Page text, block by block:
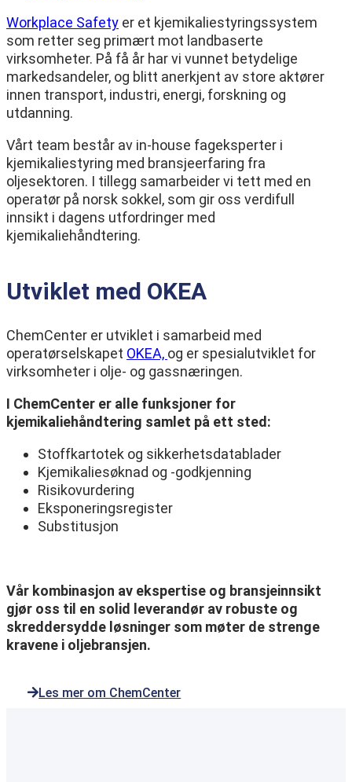
Workplace Safety er et kjemikaliestyringssystem
som retter seg primært mot landbaserte
virksomheter. På få år har vi vunnet betydelige
markedsandeler, og blitt anerkjent av store aktører
innen transport, industri, energi, forskning og
utdanning.
Vårt team består av in-house fageksperter i
kjemikaliestyring med bransjeerfaring fra
oljesektoren. I tillegg samarbeider vi tett med en
operatør på norsk sokkel, som gir oss verdifull
innsikt i dagens utfordringer med
kjemikaliehåndtering.
Utviklet med OKEA
ChemCenter er utviklet i samarbeid med
operatørselskapet OKEA, og er spesialutviklet for
virksomheter i olje- og gassnæringen.
I ChemCenter er alle funksjoner for
kjemikaliehåndtering samlet på ett sted:
Stoffkartotek og sikkerhetsdatablader
Kjemikaliesøknad og -godkjenning
Risikovurdering
Eksponeringsregister
Substitusjon
Vår kombinasjon av ekspertise og bransjeinnsikt
gjør oss til en solid leverandør av robuste og
skreddersydde løsninger som møter de strenge
kravene i oljebransjen.
Les mer om ChemCenter